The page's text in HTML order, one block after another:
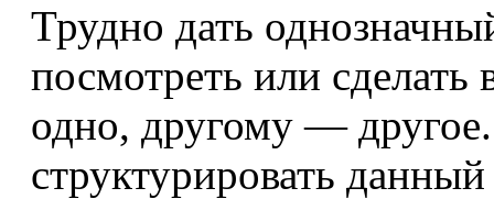
Трудно дать
посмотреть или
одно, другому —
структурировать